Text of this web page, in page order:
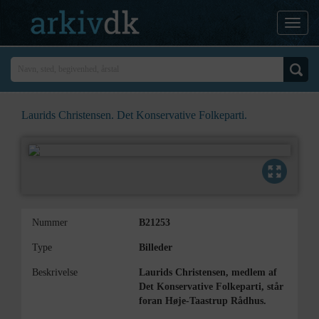
Laurids Christensen. Det Konservative Folkeparti.
Nummer B21253
Type Billeder
Beskrivelse
Laurids Christensen, medlem af
Det Konservative Folkeparti, står
foran Høje-Taastrup Rådhus.